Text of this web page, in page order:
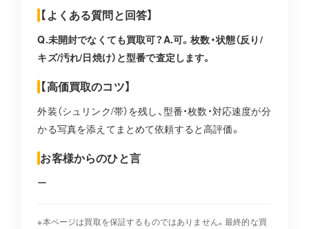
【よくある質問と回答】
Q.未開封でなくても買取可？A.可。枚数・状態（反り/
キズ/汚れ/日焼け）と型番で査定します。
【高価買取のコツ】
外装（シュリンク/帯）を残し、型番・枚数・対応速度が分
かる写真を添えてまとめて依頼すると高評価。
お客様からのひと言
ー
※本ページは買取を保証するものではありません。最終的な買